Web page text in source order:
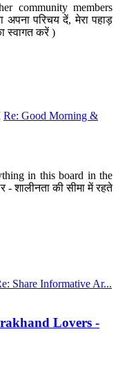
community members
अपना परिचय दें, मेरा पहाड़
स्वागत करें )
Re: Good Morning &
in this board in the
- शालीनता की सीमा में रहते
Share Informative Ar...
Lovers -